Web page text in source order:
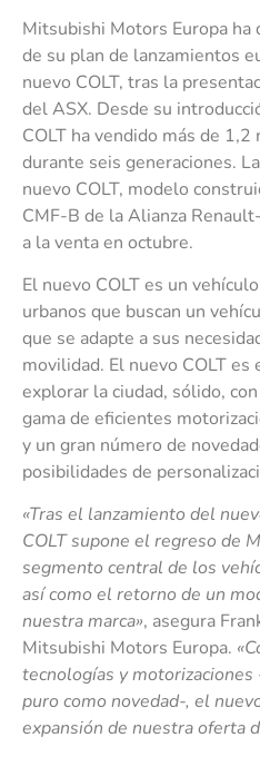
Mitsubishi Motors Europa ha
de su plan de lanzamientos
nuevo COLT, tras la
del ASX. Desde su
COLT ha vendido más de
durante seis generaciones.
nuevo COLT, modelo
CMF-B de la Alianza
a la venta en octubre.
El nuevo COLT es un
urbanos que buscan un
que se adapte a sus
movilidad. El nuevo COLT
explorar la ciudad, sólido,
gama de eficientes
y un gran número de
posibilidades de
«Tras el lanzamiento del
COLT supone el regreso de
segmento central de los
así como el retorno de un
nuestra marca», asegura
Mitsubishi Motors Europa.
tecnologías y
puro como novedad-, el
expansión de nuestra oferta